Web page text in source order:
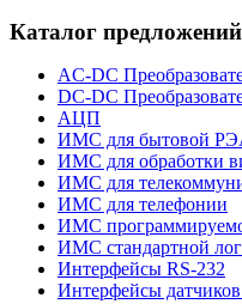
Каталог предложений
AC-DC
DC-DC
АЦП
ИМС для бытовой
ИМС для обработки
ИМС для
ИМС для телефонии
ИМС
ИМС стандартной
Интерфейсы RS-232
Интерфейсы датчиков